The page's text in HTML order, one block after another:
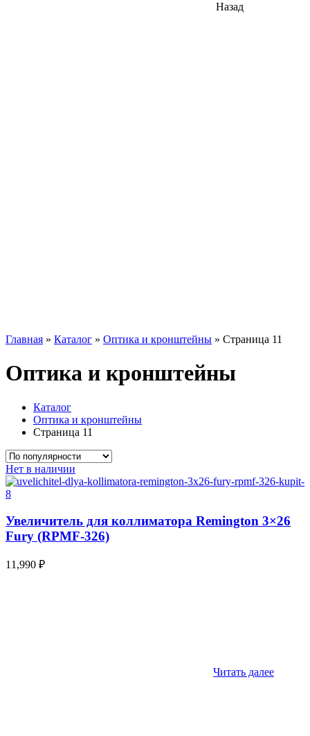
Назад
Главная » Каталог » Оптика и кронштейны » Страница 11
Оптика и кронштейны
Каталог
Оптика и кронштейны
Страница 11
Нет в наличии
Увеличитель для коллиматора Remington 3×26
Fury (RPMF-326)
11,990 ₽
Читать далее